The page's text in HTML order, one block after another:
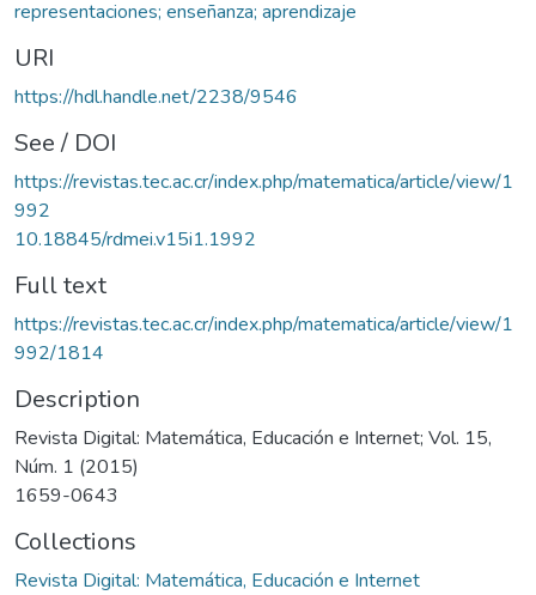
representaciones; enseñanza; aprendizaje
URI
https://hdl.handle.net/2238/9546
See / DOI
https://revistas.tec.ac.cr/index.php/matematica/article/view/1
992
10.18845/rdmei.v15i1.1992
Full text
https://revistas.tec.ac.cr/index.php/matematica/article/view/1
992/1814
Description
Revista Digital: Matemática, Educación e Internet; Vol. 15,
Núm. 1 (2015)
1659-0643
Collections
Revista Digital: Matemática, Educación e Internet